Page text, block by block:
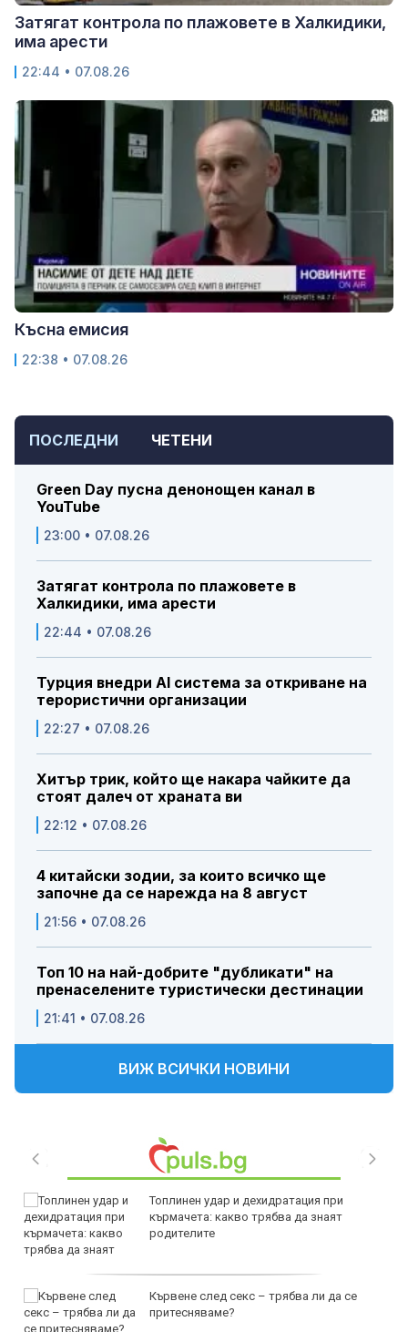
ПОСЛЕДНИ ЧЕТЕНИ
Green Day пусна денонощен канал в
YouTube
23:00 • 07.08.26
Затягат контрола по плажовете в
Халкидики, има арести
22:44 • 07.08.26
Турция внедри AI система за откриване на
терористични организации
22:27 • 07.08.26
Хитър трик, който ще накара чайките да
стоят далеч от храната ви
22:12 • 07.08.26
4 китайски зодии, за които всичко ще
започне да се нарежда на 8 август
21:56 • 07.08.26
Топ 10 на най-добрите "дубликати" на
пренаселените туристически дестинации
21:41 • 07.08.26
ВИЖ ВСИЧКИ НОВИНИ
Топлинен удар и дехидратация при
кърмачета: какво трябва да знаят
родителите
Кървене след секс – трябва ли да се
притесняваме?
Затягат контрола по плажовете в Халкидики,
има арести
22:44 • 07.08.26
Късна емисия
22:38 • 07.08.26